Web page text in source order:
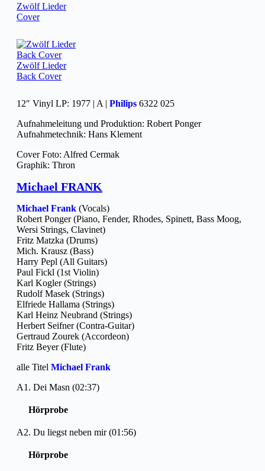
Zwölf Lieder
Cover
Zwölf Lieder
Back Cover
12″ Vinyl LP: 1977 | A | Philips 6322 025
Aufnahmeleitung und Produktion: Robert Ponger
Aufnahmetechnik: Hans Klement
Cover Foto: Alfred Cermak
Graphik: Thron
Michael FRANK
Michael Frank (Vocals)
Robert Ponger (Piano, Fender, Rhodes, Spinett, Bass Moog,
Wersi Strings, Clavinet)
Fritz Matzka (Drums)
Mich. Krausz (Bass)
Harry Pepl (All Guitars)
Paul Fickl (1st Violin)
Karl Kogler (Strings)
Rudolf Masek (Strings)
Elfriede Hallama (Strings)
Karl Heinz Neubrand (Strings)
Herbert Seifner (Contra-Guitar)
Gertraud Zourek (Accordeon)
Fritz Beyer (Flute)
alle Titel Michael Frank
A1. Dei Masn (02:37)
Hörprobe
A2. Du liegst neben mir (01:56)
Hörprobe